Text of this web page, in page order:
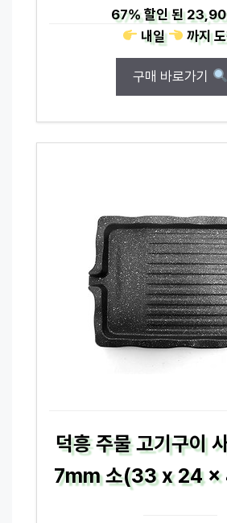
67%할인 된
내일
까지
구매 바로가기
덕흥 주물 고기구이
7mm 소(33 x 24 x